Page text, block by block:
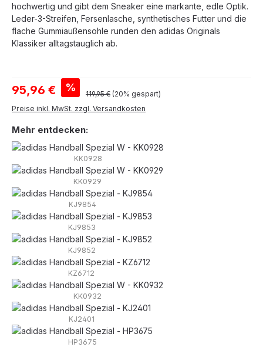
hochwertig und gibt dem Sneaker eine markante, edle Optik.
Leder-3-Streifen, Fersenlasche, synthetisches Futter und die
flache Gummiaußensohle runden den adidas Originals
Klassiker alltagstauglich ab.
Verkaufspreis:
95,96 € % Regulärer Preis:
119,95 € (20% gespart)
Preise inkl. MwSt. zzgl. Versandkosten
Mehr entdecken:
KK0928
KK0929
KJ9854
KJ9853
KJ9852
KZ6712
KK0932
KJ2401
HP3675